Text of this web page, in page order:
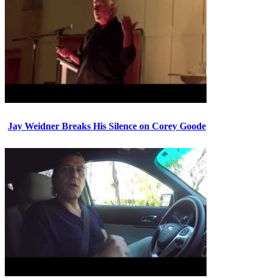
Jay Weidner Breaks His Silence on Corey Goode